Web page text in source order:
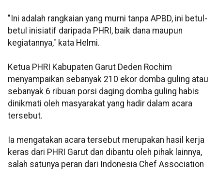
"Ini adalah rangkaian yang murni tanpa APBD, ini betul-
betul inisiatif daripada PHRI, baik dana maupun
kegiatannya," kata Helmi.
Ketua PHRI Kabupaten Garut Deden Rochim
menyampaikan sebanyak 210 ekor domba guling atau
sebanyak 6 ribuan porsi daging domba guling habis
dinikmati oleh masyarakat yang hadir dalam acara
tersebut.
Ia mengatakan acara tersebut merupakan hasil kerja
keras dari PHRI Garut dan dibantu oleh pihak lainnya,
salah satunya peran dari Indonesia Chef Association